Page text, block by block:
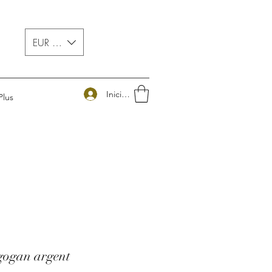
EUR (€)
Iniciar sesión
argent